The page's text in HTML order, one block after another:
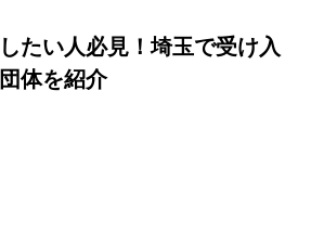
たい人必見！埼玉で受け入
体を紹介